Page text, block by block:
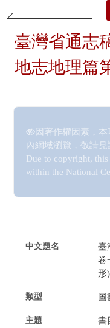
臺灣省通志
地志地理篇
因著作權因素，
內網域瀏覽，敬請見
Due to copyright,
within the National
中文題名
臺
卷
形)
類型 圖
主題
書